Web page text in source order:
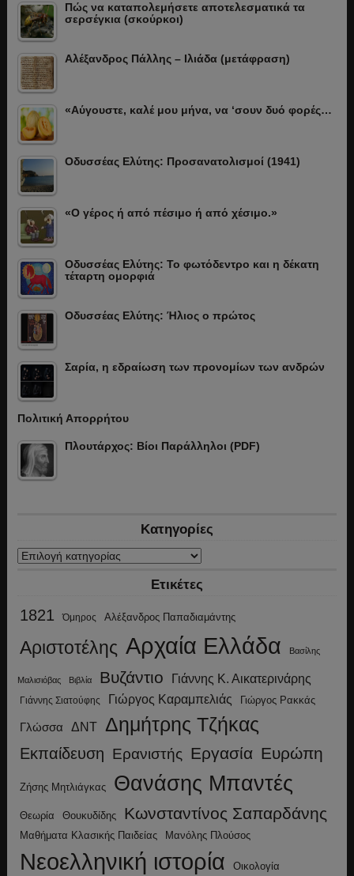
Πώς να καταπολεμήσετε αποτελεσματικά τα
σερσέγκια (σκούρκοι)
Αλέξανδρος Πάλλης – Ιλιάδα (μετάφραση)
«Αύγουστε, καλέ μου μήνα, να ‘σουν δυό φορές…
Οδυσσέας Ελύτης: Προσανατολισμοί (1941)
«Ο γέρος ή από πέσιμο ή από χέσιμο.»
Οδυσσέας Ελύτης: Το φωτόδεντρο και η δέκατη
τέταρτη ομορφιά
Οδυσσέας Ελύτης: Ήλιος ο πρώτος
Σαρία, η εδραίωση των προνομίων των ανδρών
Πολιτική Απορρήτου
Πλουτάρχος: Βίοι Παράλληλοι (PDF)
Κατηγορίες
Κατηγορίες
Ετικέτες
1821 Όμηρος Αλέξανδρος Παπαδιαμάντης
Αριστοτέλης Αρχαία Ελλάδα Βασίλης
Μαλισιόβας Βιβλία Βυζάντιο Γιάννης Κ. Αικατερινάρης
Γιάννης Σιατούφης Γιώργος Καραμπελιάς Γιώργος Ρακκάς
Γλώσσα ΔΝΤ Δημήτρης Τζήκας
Εκπαίδευση Ερανιστής Εργασία Ευρώπη
Ζήσης Μητλιάγκας Θανάσης Μπαντές
Θεωρία Θουκυδίδης Κωνσταντίνος Σαπαρδάνης
Μαθήματα Κλασικής Παιδείας Μανόλης Πλούσος
Νεοελληνική ιστορία Οικολογία